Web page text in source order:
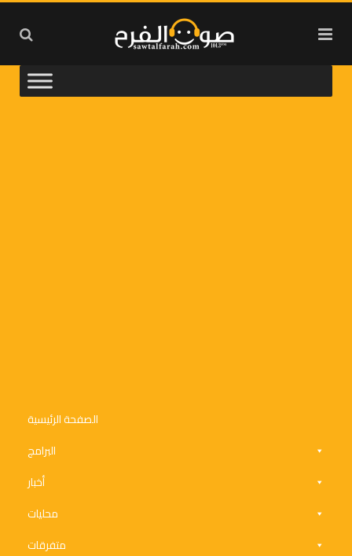
الصفحة الرئيسية
البرامج
أخبار
محليات
متفرقات